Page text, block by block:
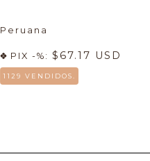
Peruana
PIX -%: $67.17 USD
1129 VENDIDOS.